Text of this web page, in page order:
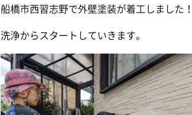
船橋市西習志野で外壁塗装が着工しました！
洗浄からスタートしていきます。